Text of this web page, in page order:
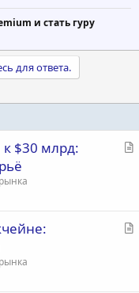
и стать гуру
для ответа.
С
я
$30 млрд:
С